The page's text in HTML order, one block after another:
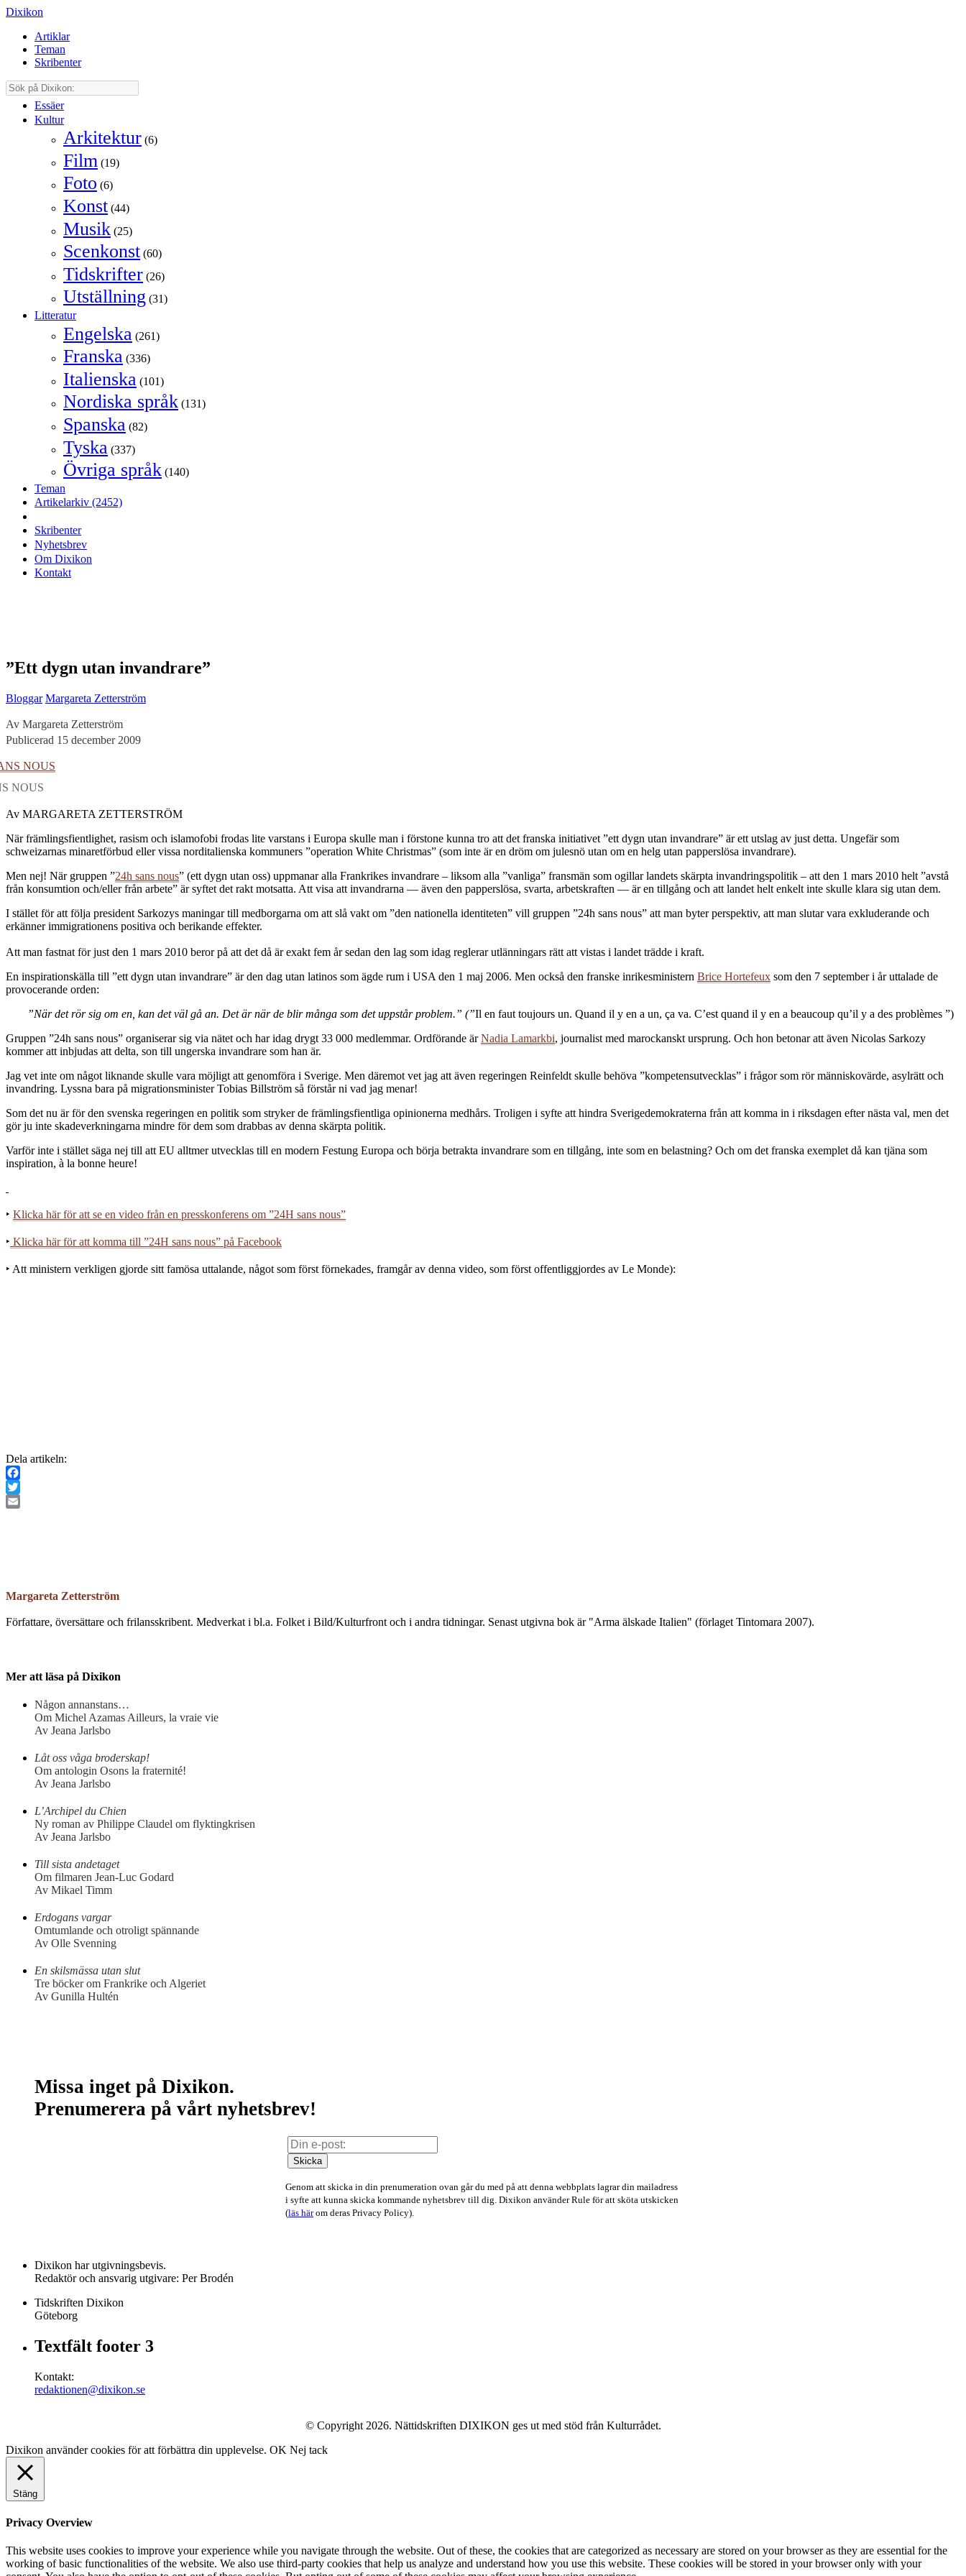
Dixikon
Artiklar
Teman
Skribenter
Essäer
Kultur
Arkitektur (6)
Film (19)
Foto (6)
Konst (44)
Musik (25)
Scenkonst (60)
Tidskrifter (26)
Utställning (31)
Litteratur
Engelska (261)
Franska (336)
Italienska (101)
Nordiska språk (131)
Spanska (82)
Tyska (337)
Övriga språk (140)
Teman
Artikelarkiv (2452)
Skribenter
Nyhetsbrev
Om Dixikon
Kontakt
”Ett dygn utan invandrare”
Bloggar Margareta Zetterström
Av Margareta Zetterström
Publicerad 15 december 2009
NOUS
Av MARGARETA ZETTERSTRÖM
När främlingsfientlighet, rasism och islamofobi frodas lite varstans i Europa skulle man i förstone kunna tro att det franska initiativet ”ett dygn utan invandrare” är ett utslag av just detta. Ungefär som
schweizarnas minaretförbud eller vissa norditalienska kommuners ”operation White Christmas” (som inte är en dröm om julesnö utan om en helg utan papperslösa invandrare).
Men nej! När gruppen ”24h sans nous” (ett dygn utan oss) uppmanar alla Frankrikes invandrare – liksom alla ”vanliga” fransmän som ogillar landets skärpta invandringspolitik – att den 1 mars 2010 helt ”avstå
från konsumtion och/eller från arbete” är syftet det rakt motsatta. Att visa att invandrarna — även den papperslösa, svarta, arbetskraften — är en tillgång och att landet helt enkelt inte skulle klara sig utan dem.
I stället för att följa president Sarkozys maningar till medborgarna om att slå vakt om ”den nationella identiteten” vill gruppen ”24h sans nous” att man byter perspektiv, att man slutar vara exkluderande och
erkänner immigrationens positiva och berikande effekter.
Att man fastnat för just den 1 mars 2010 beror på att det då är exakt fem år sedan den lag som idag reglerar utlänningars rätt att vistas i landet trädde i kraft.
En inspirationskälla till ”ett dygn utan invandrare” är den dag utan latinos som ägde rum i USA den 1 maj 2006. Men också den franske inrikesministern Brice Hortefeux som den 7 september i år uttalade de
provocerande orden:
”När det rör sig om en, kan det väl gå an. Det är när de blir många som det uppstår problem.” (”Il en faut toujours un. Quand il y en a un, ça va. C’est quand il y en a beaucoup qu’il y a des problèmes ”)
Gruppen ”24h sans nous” organiserar sig via nätet och har idag drygt 33 000 medlemmar. Ordförande ärNadia Lamarkbi, journalist med marockanskt ursprung. Och hon betonar att även Nicolas Sarkozy
kommer att inbjudas att delta, son till ungerska invandrare som han är.
Jag vet inte om något liknande skulle vara möjligt att genomföra i Sverige. Men däremot vet jag att även regeringen Reinfeldt skulle behöva ”kompetensutvecklas” i frågor som rör människovärde, asylrätt och
invandring. Lyssna bara på migrationsminister Tobias Billström så förstår ni vad jag menar!
Som det nu är för den svenska regeringen en politik som stryker de främlingsfientliga opinionerna medhårs. Troligen i syfte att hindra Sverigedemokraterna från att komma in i riksdagen efter nästa val, men det
gör ju inte skadeverkningarna mindre för dem som drabbas av denna skärpta politik.
Varför inte i stället säga nej till att EU alltmer utvecklas till en modern Festung Europa och börja betrakta invandrare som en tillgång, inte som en belastning? Och om det franska exemplet då kan tjäna som
inspiration, à la bonne heure!
‣ Klicka här för att se en video från en presskonferens om ”24H sans nous”
‣ Klicka här för att komma till ”24H sans nous” på Facebook
‣ Att ministern verkligen gjorde sitt famösa uttalande, något som först förnekades, framgår av denna video, som först offentliggjordes av Le Monde):
Dela artikeln:
Facebook
Twitter
Margareta Zetterström
Författare, översättare och frilansskribent. Medverkat i bl.a. Folket i Bild/Kulturfront och i andra tidningar. Senast utgivna bok är "Arma älskade Italien" (förlaget Tintomara 2007).
Mer att läsa på Dixikon
Någon annanstans…
Om Michel Azamas Ailleurs, la vraie vie
Av Jeana Jarlsbo
Låt oss våga broderskap!
Om antologin Osons la fraternité!
Av Jeana Jarlsbo
L’Archipel du Chien
Ny roman av Philippe Claudel om flyktingkrisen
Av Jeana Jarlsbo
Till sista andetaget
Om filmaren Jean-Luc Godard
Av Mikael Timm
Erdogans vargar
Omtumlande och otroligt spännande
Av Olle Svenning
En skilsmässa utan slut
Tre böcker om Frankrike och Algeriet
Av Gunilla Hultén
Missa inget på Dixikon.
Prenumerera på vårt nyhetsbrev!
Skicka
Genom att skicka in din prenumeration ovan går du med på att denna webbplats lagrar din mailadress
i syfte att kunna skicka kommande nyhetsbrev till dig. Dixikon använder Rule för att sköta utskicken
(läs härom deras Privacy Policy).
Dixikon har utgivningsbevis.
Redaktör och ansvarig utgivare: Per Brodén
Tidskriften Dixikon
Göteborg
Textfält footer 3
Kontakt:
redaktionen@dixikon.se
© Copyright 2026. Nättidskriften DIXIKON ges ut med stöd från Kulturrådet.
Dixikon använder cookies för att förbättra din upplevelse. OK Nej tack
Stäng
Privacy Overview
This website uses cookies to improve your experience while you navigate through the website. Out of these, the cookies that are categorized as necessary are stored on your browser as they are essential for the
working of basic functionalities of the website. We also use third-party cookies that help us analyze and understand how you use this website. These cookies will be stored in your browser only with your